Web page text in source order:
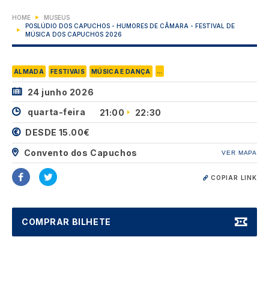
HOME
MUSEUS
POSLÚDIO DOS CAPUCHOS - HUMORES DE CÂMARA - FESTIVAL DE
MÚSICA DOS CAPUCHOS 2026
ALMADA FESTIVAIS MÚSICA E DANÇA ...
24 junho 2026
quarta-feira
21:00
22:30
DESDE 15.00€
Convento dos Capuchos
VER MAPA
COPIAR LINK
COMPRAR BILHETE